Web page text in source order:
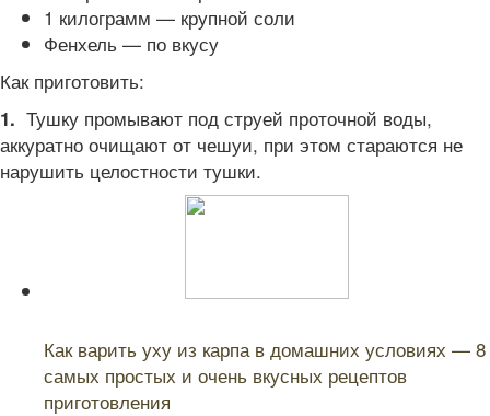
1 килограмм — крупной соли
Фенхель — по вкусу
Как приготовить:
1. Тушку промывают под струей проточной воды,
аккуратно очищают от чешуи, при этом стараются не
нарушить целостности тушки.
Как варить уху из карпа в домашних условиях — 8
самых простых и очень вкусных рецептов
приготовления